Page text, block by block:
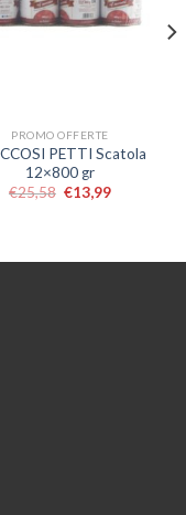
PROMO OFFERTE
PETTI Scatola
12×800 gr
€25,58 €13,99